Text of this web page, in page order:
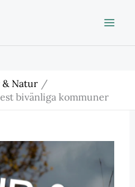
& Natur
bivänliga kommuner